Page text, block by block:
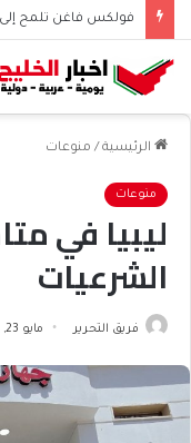
فولكس فاغن تلمح إلى تسريح 50 ألف
الرئيسية / منوعات
منوعات
ليبيا في
الشرعيات
فريق التحرير مايو 23, 2025